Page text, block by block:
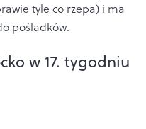
tyle co rzepa) i ma
pośladków.
w 17. tygodniu